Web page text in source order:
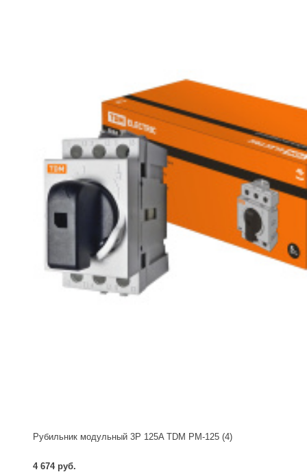
Рубильник модульный 3P 125A TDM РМ-125 (4)
4 674 руб.